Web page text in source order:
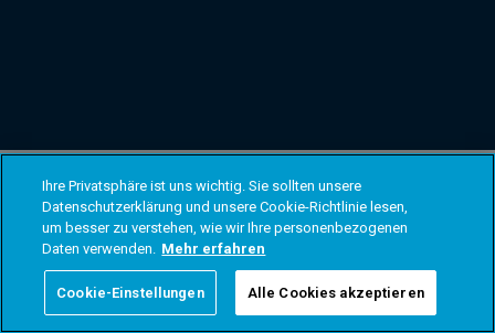
Ihre Privatsphäre ist uns wichtig. Sie sollten unsere
Datenschutzerklärung und unsere Cookie-Richtlinie lesen,
um besser zu verstehen, wie wir Ihre personenbezogenen
Daten verwenden. Mehr erfahren
Cookie-Einstellungen Alle Cookies akzeptieren